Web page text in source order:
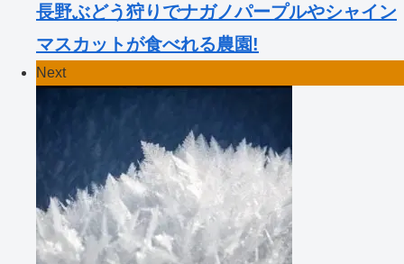
長野ぶどう狩りでナガノパープルやシャイン
マスカットが食べれる農園!
Next